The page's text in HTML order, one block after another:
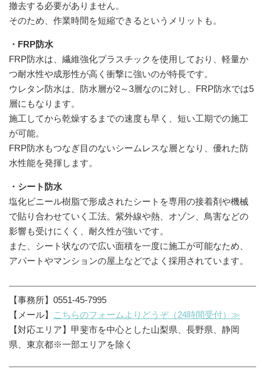
撤去する必要がありません。
そのため、作業時間を短縮できるというメリットも。
・FRP防水
FRP防水は、繊維強化プラスチックを使用しており、軽量か
つ耐水性や成形性が高く衝撃に強いのが特長です。
ウレタン防水は、防水層が2～3層なのに対し、FRP防水では5
層にもなります。
施工してから乾燥するまでの速度も早く、短い工期での施工
が可能。
FRP防水もつなぎ目のないシームレスな層となり、優れた防
水性能を発揮します。
・シート防水
塩化ビニール樹脂で形成されたシートを専用の接着剤や機械
で貼り合わせていく工法。紫外線や熱、オゾン、鳥害などの
影響も受けにくく、耐久性が強いです。
また、シート状なので広い面積を一度に施工が可能なため、
アパートやマンションの屋上などでよく採用されています。
【事務所】0551-45-7995
【メール】
こちらのフォームよりどうぞ（24時間受付）≫
【対応エリア】甲斐市を中心とした山梨県、長野県、静岡
県、東京都※一部エリアを除く